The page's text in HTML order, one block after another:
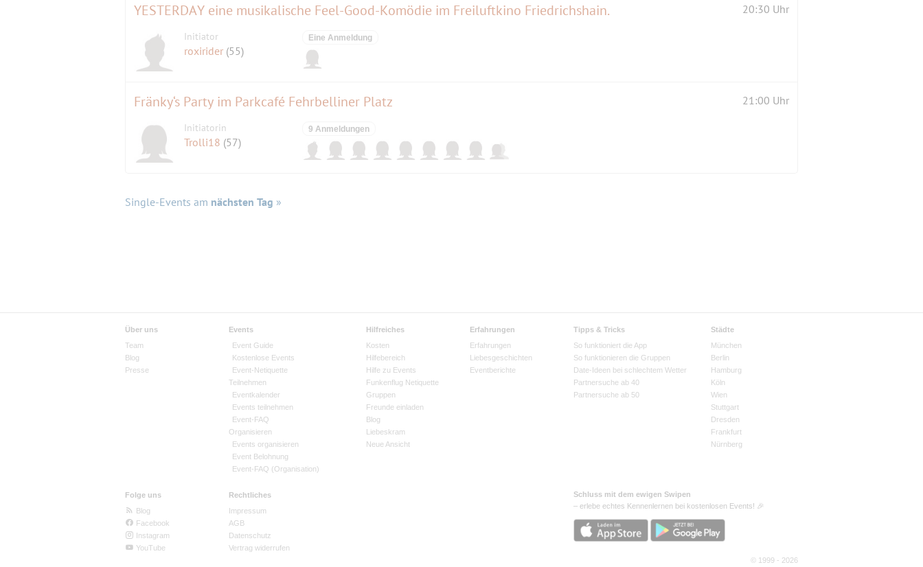
YESTERDAY eine musikalische Feel-Good-Komödie im Freiluftkino Friedrichshain. 20:30 Uhr
Initiator
roxirider (55)
Eine Anmeldung
Fränky‘s Party im Parkcafé Fehrbelliner Platz 21:00 Uhr
Initiatorin
Trolli18 (57)
9 Anmeldungen
Single-Events am nächsten Tag »
Über uns
Team
Blog
Presse
Events
Event Guide
Kostenlose Events
Event-Netiquette
Teilnehmen
Eventkalender
Events teilnehmen
Event-FAQ
Organisieren
Events organisieren
Event Belohnung
Event-FAQ (Organisation)
Hilfreiches
Kosten
Hilfebereich
Hilfe zu Events
Funkenflug Netiquette
Gruppen
Freunde einladen
Blog
Liebeskram
Neue Ansicht
Erfahrungen
Erfahrungen
Liebesgeschichten
Eventberichte
Tipps & Tricks
So funktioniert die App
So funktionieren die Gruppen
Date-Ideen bei schlechtem Wetter
Partnersuche ab 40
Partnersuche ab 50
Städte
München
Berlin
Hamburg
Köln
Wien
Stuttgart
Dresden
Frankfurt
Nürnberg
Folge uns
Blog
Facebook
Instagram
YouTube
Rechtliches
Impressum
AGB
Datenschutz
Vertrag widerrufen
Schluss mit dem ewigen Swipen
– erlebe echtes Kennenlernen bei kostenlosen Events! 🎉
© 1999 - 2026